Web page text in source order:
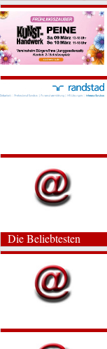
Die Beliebtesten